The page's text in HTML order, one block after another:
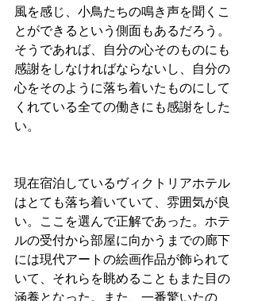
風を感じ、小鳥たちの鳴き声を聞くこ
とができるという側面もあるだろう。
そうであれば、自分の心そのものにも
感謝をしなければならないし、自分の
心をそのように落ち着いたものにして
くれている全ての働きにも感謝をした
い。
現在宿泊しているヴィクトリアホテル
はとても落ち着いていて、雰囲気が良
い。ここを選んで正解であった。ホテ
ルの受付から部屋に向かうまでの廊下
には現代アートの絵画作品が飾られて
いて、それらを眺めることもまた目の
涵養となった。また、一番驚いたの